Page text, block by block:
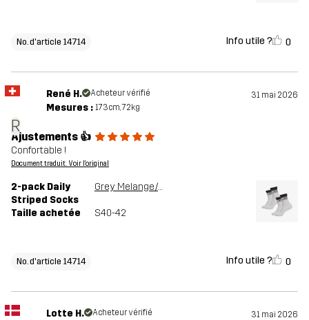
No. d'article 14714 Info utile ? 0
R
René H. Acheteur vérifié 31 mai 2026
Mesures : 173cm, 72kg
Ajustements 👍
Confortable !
Document traduit. Voir l'original
2-pack Daily
Striped Socks
Grey Melange/Anthracite
Taille achetée S40-42
No. d'article 14714 Info utile ? 0
Lotte H. Acheteur vérifié 31 mai 2026